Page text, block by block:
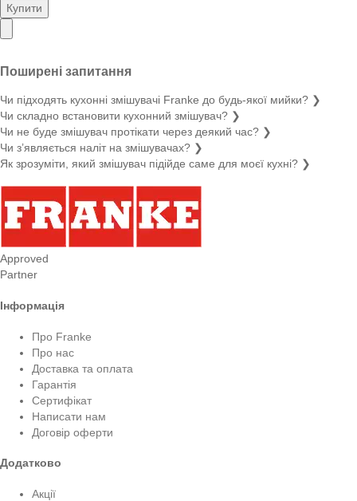
Купити
Поширені запитання
Чи підходять кухонні змішувачі Franke до будь-якої мийки? ❯
Чи складно встановити кухонний змішувач? ❯
Чи не буде змішувач протікати через деякий час? ❯
Чи з’являється наліт на змішувачах? ❯
Як зрозуміти, який змішувач підійде саме для моєї кухні? ❯
Approved
Partner
Інформація
Про Franke
Про нас
Доставка та оплата
Гарантія
Сертифікат
Написати нам
Договір оферти
Додатково
Акції